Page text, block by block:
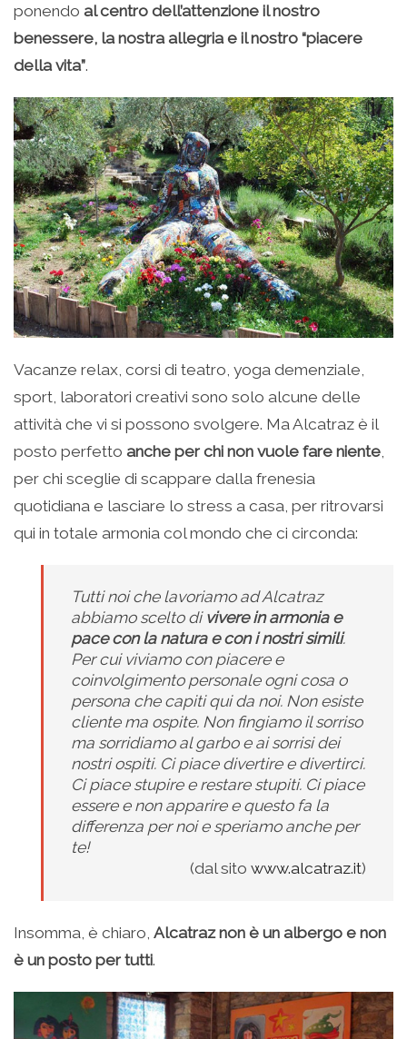
ponendo al centro dell’attenzione il nostro
benessere, la nostra allegria e il nostro “piacere
della vita”.
Vacanze relax, corsi di teatro, yoga demenziale,
sport, laboratori creativi sono solo alcune delle
attività che vi si possono svolgere. Ma Alcatraz è il
posto perfetto anche per chi non vuole fare niente
per chi sceglie di scappare dalla frenesia
quotidiana e lasciare lo stress a casa, per ritrovarsi
qui in totale armonia col mondo che ci circonda:
Tutti noi che lavoriamo ad Alcatraz
abbiamo scelto di vivere in armonia e
pace con la natura e con i nostri simili.
Per cui viviamo con piacere e
coinvolgimento personale ogni cosa o
persona che capiti qui da noi. Non esiste
cliente ma ospite. Non fingiamo il sorriso
ma sorridiamo al garbo e ai sorrisi dei
nostri ospiti. Ci piace divertire e divertirci.
Ci piace stupire e restare stupiti. Ci piace
essere e non apparire e questo fa la
differenza per noi e speriamo anche per
te!
(dal sito www.alcatraz.it)
Insomma, è chiaro, Alcatraz non è un albergo e non
è un posto per tutti.